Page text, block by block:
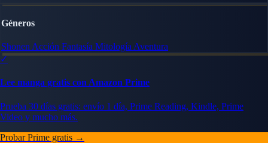
Géneros
Shonen Acción Fantasía Mitología Aventura
✓
Lee manga gratis con Amazon Prime
Prueba 30 días gratis: envío 1 día, Prime Reading, Kindle, Prime
Video y mucho más.
Probar Prime gratis →